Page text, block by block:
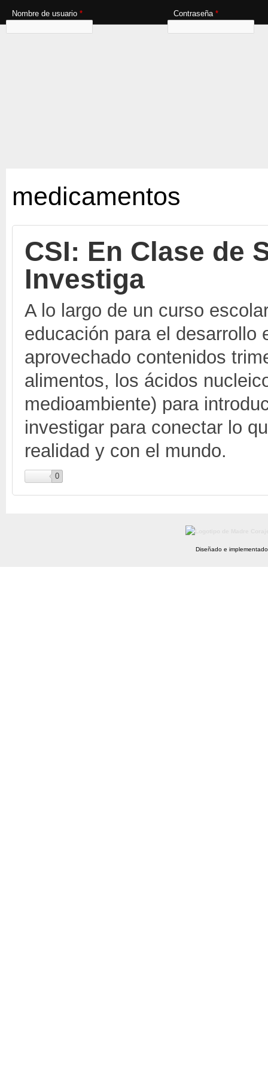
Nombre de usuario * Contraseña *
medicamentos
CSI: En Clase de
Investiga
A lo largo de un curso
educación para el desarrollo
aprovechado contenidos
alimentos, los ácidos
medioambiente) para
investigar para conectar lo
realidad y con el mundo.
0
Diseñado e